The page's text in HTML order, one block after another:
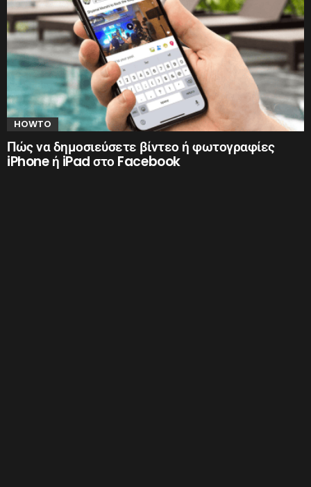
HOWTO
Πώς να δημοσιεύσετε βίντεο ή φωτογραφίες
iPhone ή iPad στο Facebook